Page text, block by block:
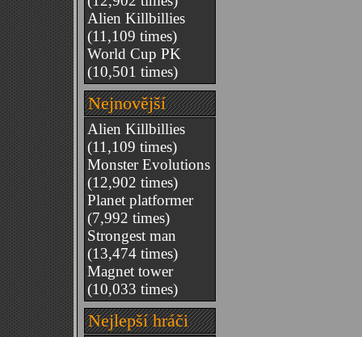
Alien Killbillies
(11,109 times)
World Cup PK
(10,501 times)
Nejnovější
Alien Killbillies
(11,109 times)
Monster Evolutions
(12,902 times)
Planet platformer
(7,992 times)
Strongest man
(13,474 times)
Magnet tower
(10,033 times)
Nejlepší hráči